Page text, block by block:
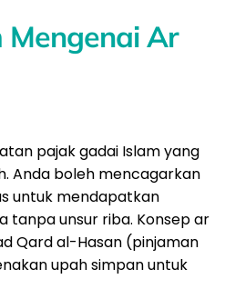
Mengenai Ar
pajak gadai Islam yang
Anda boleh mencagarkan
untuk mendapatkan
tanpa unsur riba. Konsep ar
Qard al-Hasan (pinjaman
upah simpan untuk